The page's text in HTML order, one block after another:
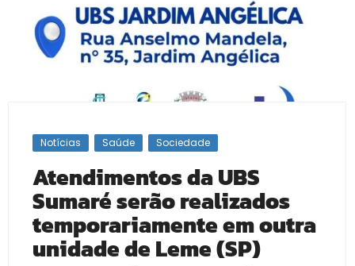
Notícias Saúde Sociedade
Atendimentos da UBS
Sumaré serão realizados
temporariamente em outra
unidade de Leme (SP)